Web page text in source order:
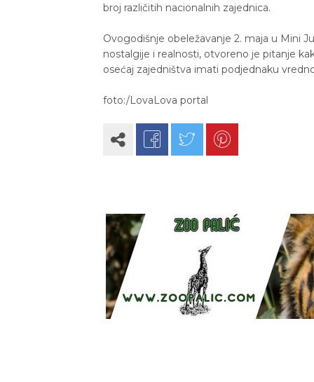
broj različitih nacionalnih zajednica.
Ovogodišnje obeležavanje 2. maja u Mini
nostalgije i realnosti, otvoreno je pitanje
osećaj zajedništva imati podjednaku
foto:/LovaLova portal